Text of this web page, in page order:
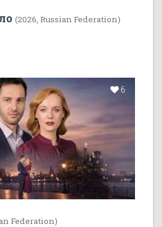
(2026, Russian Federation)
6
Federation)